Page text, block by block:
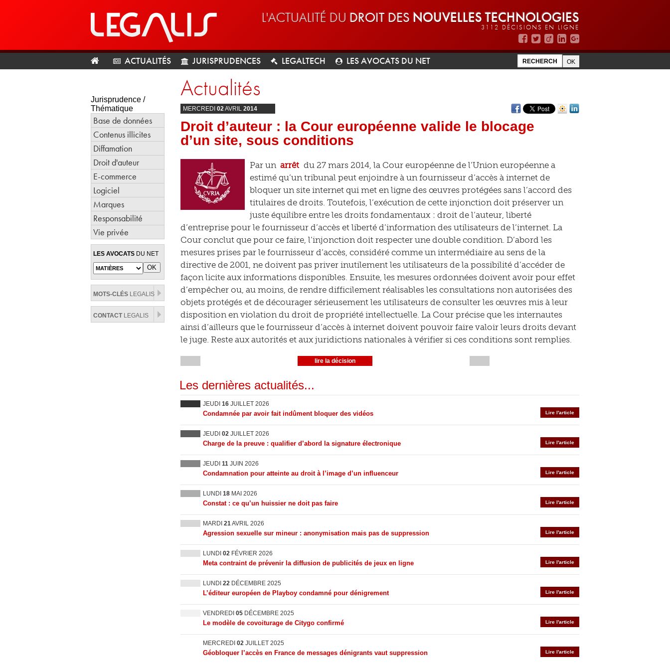
L'ACTUALITÉ DU DROIT DES NOUVELLES TECHNOLOGIES
3112 DÉCISIONS EN LIGNE
ACTUALITÉS JURISPRUDENCES LEGALTECH LES AVOCATS DU NET
Jurisprudence /
Thématique
Base de données
Contenus illicites
Diffamation
Droit d'auteur
E-commerce
Logiciel
Marques
Responsabilité
Vie privée
LES AVOCATS DU NET
MOTS-CLÉS LEGALIS
CONTACTLEGALIS
Actualités
MERCREDI 02AVRIL 2014
Droit d’auteur : la Cour européenne valide le blocage
d’un site, sous conditions
Par un arrêt du 27 mars 2014, la Cour européenne de l’Union européenne a
estimé qu’un tribunal peut enjoindre à un fournisseur d’accès à internet de
bloquer un site internet qui met en ligne des œuvres protégées sans l’accord des
titulaires de droits. Toutefois, l’exécution de cette injonction doit préserver un
juste équilibre entre les droits fondamentaux : droit de l’auteur, liberté
d’entreprise pour le fournisseur d’accès et liberté d’information des utilisateurs de l’internet. La
Cour conclut que pour ce faire, l’injonction doit respecter une double condition. D’abord les
mesures prises par le fournisseur d’accès, considéré comme un intermédiaire au sens de la
directive de 2001, ne doivent pas priver inutilement les utilisateurs de la possibilité d’accéder de
façon licite aux informations disponibles. Ensuite, les mesures ordonnées doivent avoir pour effet
d’empêcher ou, au moins, de rendre difficilement réalisables les consultations non autorisées des
objets protégés et de décourager sérieusement les utilisateurs de consulter les œuvres mis à leur
disposition en violation du droit de propriété intellectuelle. La Cour précise que les internautes
ainsi d’ailleurs que le fournisseur d’accès à internet doivent pouvoir faire valoir leurs droits devant
le juge. Reste aux autorités et aux juridictions nationales à vérifier si ces conditions sont remplies.
lire la décision
Les dernières actualités...
JEUDI 16 JUILLET 2026
Lire l'article
Condamnée par avoir fait indûment bloquer des vidéos
JEUDI 02 JUILLET 2026
Lire l'article
Charge de la preuve : qualifier d’abord la signature électronique
JEUDI 11 JUIN 2026
Lire l'article
Condamnation pour atteinte au droit à l’image d’un influenceur
LUNDI 18 MAI 2026
Lire l'article
Constat : ce qu’un huissier ne doit pas faire
MARDI 21AVRIL 2026
Lire l'article
Agression sexuelle sur mineur : anonymisation mais pas de suppression
LUNDI 02 FÉVRIER 2026
Lire l'article
Meta contraint de prévenir la diffusion de publicités de jeux en ligne
LUNDI 22 DÉCEMBRE 2025
Lire l'article
L’éditeur européen de Playboy condamné pour dénigrement
VENDREDI 05 DÉCEMBRE 2025
Lire l'article
Le modèle de covoiturage de Citygo confirmé
MERCREDI 02 JUILLET 2025
Lire l'article
Géobloquer l’accès en France de messages dénigrants vaut suppression